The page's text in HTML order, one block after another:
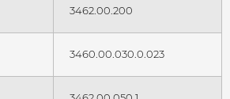
3462.00.200
3460.00.030.0.023